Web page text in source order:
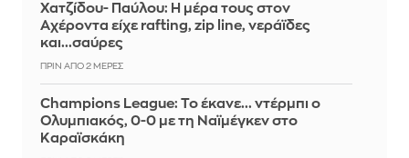
Χατζίδου- Παύλου: Η μέρα τους στον
Αχέροντα είχε rafting, zip line, νεράϊδες
και...σαύρες
ΠΡΙΝ ΑΠΌ 2 ΜΈΡΕΣ
Champions League: Το έκανε... ντέρμπι ο
Ολυμπιακός, 0-0 με τη Ναϊμέγκεν στο
Καραϊσκάκη